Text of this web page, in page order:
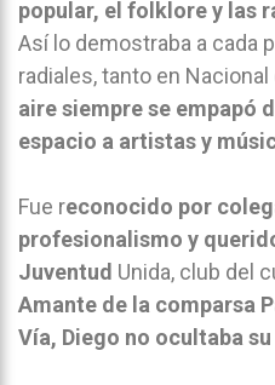
popular, el folklore y las
Así lo demostraba a cada
radiales, tanto en
aire siempre se empapó
espacio a artistas y
Fue reconocido por
profesionalismo y
Juventud Unida, club del
Amante de la comparsa
Vía, Diego no ocultaba